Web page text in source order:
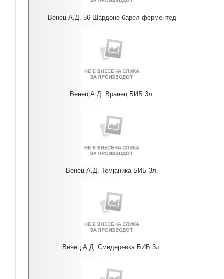
Венец А.Д. 56 Шардоне барел ферментед
Венец А.Д. Вранец БИБ 3л.
Венец А.Д. Темјаника БИБ 3л.
Венец А.Д. Смедеревка БИБ 3л.